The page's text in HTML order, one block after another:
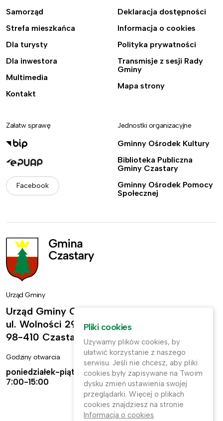
Samorząd
Strefa mieszkańca
Dla turysty
Dla inwestora
Multimedia
Kontakt
Deklaracja dostępności
Informacja o cookies
Polityka prywatności
Transmisje z sesji Rady
Gminy
Mapa strony
Załatw sprawę
Facebook
Jednostki organizacyjne
Gminny Ośrodek Kultury
Biblioteka Publiczna
Gminy Czastary
Gminny Ośrodek Pomocy
Społecznej
Urząd Gminy
Urząd Gminy Czastary
ul. Wolności 29,
98-410 Czastary
Godziny otwarcia
poniedziałek-piątek:
7:00-15:00
Kontakt
ug@czastary.pl
(62) 784-31-11
(62) 784-31-91
Pliki cookies
Używamy plików cookies, by
ułatwić korzystanie z naszego
serwisu. Jeśli nie chcesz, aby pliki
cookies były zapisywane na Twoim
dysku zmień ustawienia swojej
przeglądarki. Więcej o plikach
cookies znajdziesz na stronie
Informacja o cookies.